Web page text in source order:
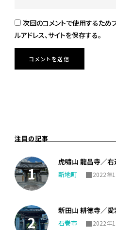
次回のコメントで使用するため
ルアドレス、サイトを保存する。
注目の記事
虎嘯山 龍昌寺／
新地町 2022年
新田山 耕徳寺／
石巻市 2022年